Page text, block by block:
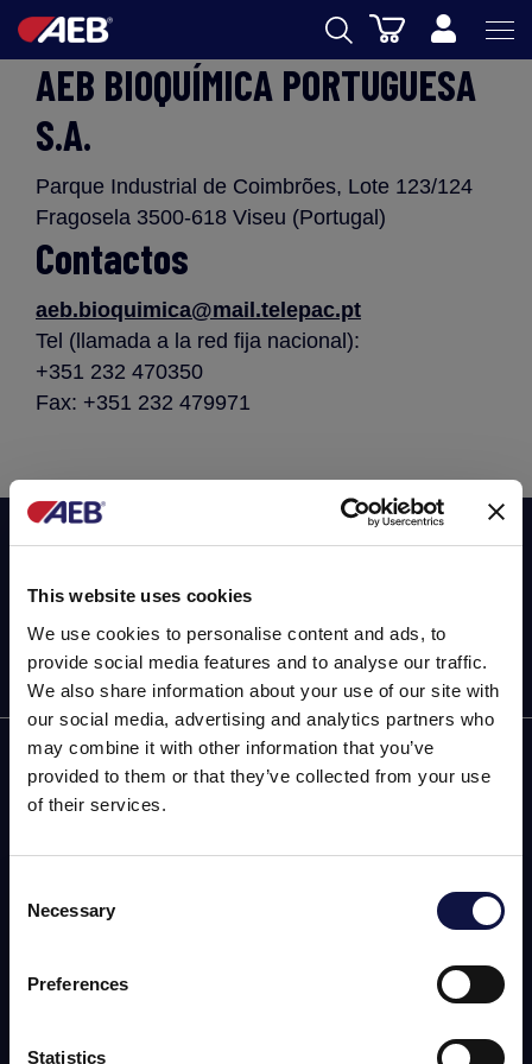
This website uses cookies
We use cookies to personalise content and ads, to
provide social media features and to analyse our traffic.
We also share information about your use of our site with
our social media, advertising and analytics partners who
may combine it with other information that you’ve
provided to them or that they’ve collected from your use
of their services.
Selection
Necessary
Preferences
Statistics
El presente sitio web está dirigido a un público empresarial.
profesionales y empresas del sector.
AEB
ENOLOGIA
CERVEZA
FOOD
AEB ACADEMY
ES
Cesta
AEB BIOQUÍMICA PORTUGUESA
S.A.
Parque Industrial de Coimbrões, Lote 123/124
Fragosela 3500-618 Viseu (Portugal)
Contactos
aeb.bioquimica@mail.telepac.pt
Tel (llamada a la red fija nacional):
+351 232 470350
Fax: +351 232 479971
Suscribirse a nuestro newsletter
AEB
ENOLOGÍA
FOOD
SPIRITS